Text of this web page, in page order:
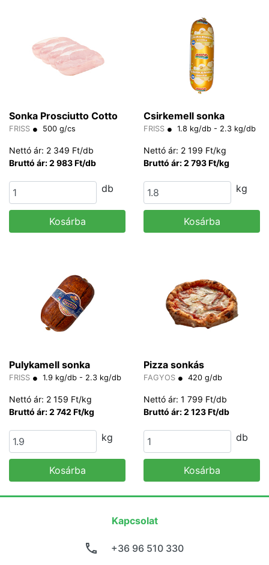
Sonka Prosciutto Cotto
FRISS 500 g/cs
Nettó ár: 2 349 Ft/db
Bruttó ár: 2 983 Ft/db
db
Kosárba
Csirkemell sonka
FRISS 1.8 kg/db - 2.3 kg/db
Nettó ár: 2 199 Ft/kg
Bruttó ár: 2 793 Ft/kg
kg
Kosárba
Pulykamell sonka
FRISS 1.9 kg/db - 2.3 kg/db
Nettó ár: 2 159 Ft/kg
Bruttó ár: 2 742 Ft/kg
kg
Kosárba
Pizza sonkás
FAGYOS 420 g/db
Nettó ár: 1 799 Ft/db
Bruttó ár: 2 123 Ft/db
db
Kosárba
Kapcsolat
+36 96 510 330